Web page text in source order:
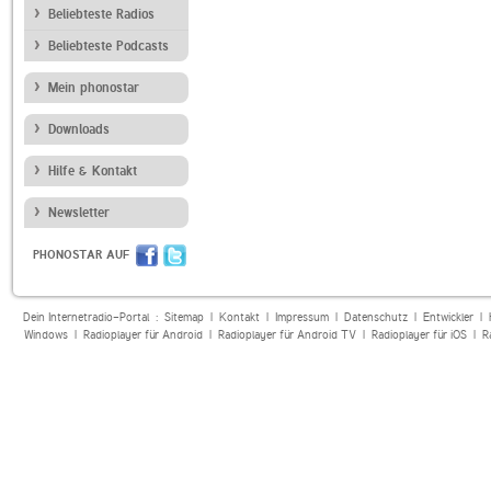
Beliebteste Radios
Beliebteste Podcasts
Mein phonostar
Downloads
Hilfe & Kontakt
Newsletter
PHONOSTAR AUF
Dein Internetradio-Portal : Sitemap| Kontakt| Impressum| Datenschutz| Entwickler|
Windows| Radioplayer für Android| Radioplayer für Android TV| Radioplayer für iOS|